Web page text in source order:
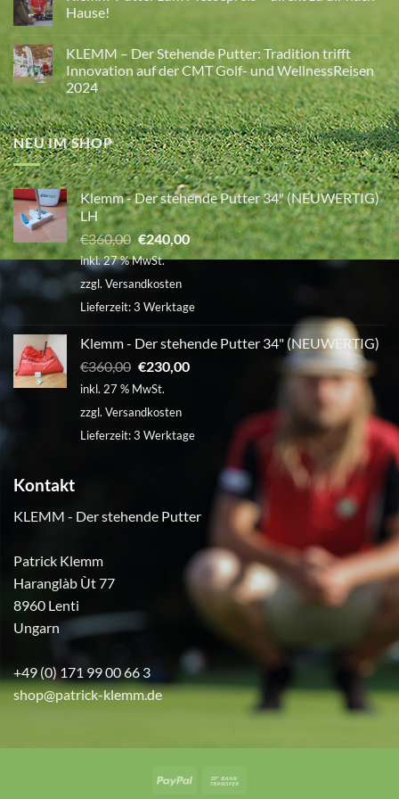
Mentale
Stärke
im
Golf
–
Wie
Atmung,
Glaubensgrenzen
und
Haltung
dein
Spiel
verändern
Hause!
zu
Klemm-
Putter
zum
Messepreis
–
direkt
zu
dir
nach
Hause!
KLEMM – Der Stehende Putter: Tradition trifft
Innovation auf der CMT Golf- und WellnessReisen
2024
Keine
Kommentare
zu
KLEMM
–
Der
Stehende
Putter:
Tradition
trifft
Innovation
auf
der
CMT
Golf-
WellnessReisen
2024
NEU IM SHOP
Klemm - Der stehende Putter 34" (NEUWERTIG)
LH
€360,00 Ursprünglicher
Preis
€360,00
€240,00Aktueller
Preis
inkl. 27 % MwSt.
zzgl. Versandkosten
Lieferzeit:3 Werktage
Klemm - Der stehende Putter 34" (NEUWERTIG)
€360,00 Ursprünglicher
Preis
€360,00
€230,00Aktueller
€230,00.
inkl. 27 % MwSt.
zzgl. Versandkosten
Lieferzeit:3 Werktage
Kontakt
KLEMM - Der stehende Putter
Patrick Klemm
Haranglàb Ùt 77
8960 Lenti
Ungarn
+49 (0) 171 99 00 66 3
shop@patrick-klemm.de
PayPal